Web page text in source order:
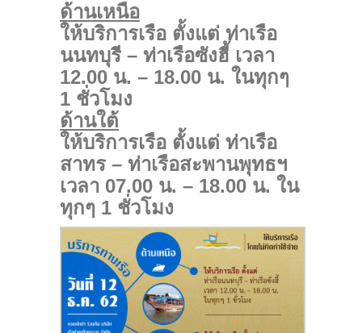
ด้านเหนือ
ให้บริการเรือ ตั้งแต่ ท่าเรือ
นนทบุรี – ท่าเรือซังฮี้ เวลา
12.00 น. – 18.00 น. ในทุกๆ
1 ชั่วโมง
ด้านใต้
ให้บริการเรือ ตั้งแต่ ท่าเรือ
สาทร – ท่าเรือสะพานพุทธฯ
เวลา 07.00 น. – 18.00 น. ใน
ทุกๆ 1 ชั่วโมง